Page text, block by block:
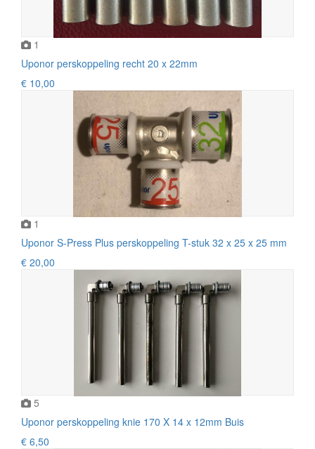
1
Uponor perskoppeling recht 20 x 22mm
€ 10,00
1
Uponor S-Press Plus perskoppeling T-stuk 32 x 25 x 25 mm
€ 20,00
5
Uponor perskoppeling knie 170 X 14 x 12mm Buis
€ 6,50